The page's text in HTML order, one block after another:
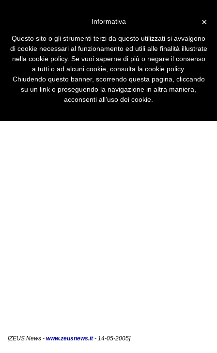
da Striscia
Cosa fa l'utente Telecom in mancanza di un
ufficio reclami. Il Ministro Stanca agli operai
IBM: chi se ne frega se vi licenziano. Invidia
per Macchianera. Minchia signor Faletti.
[ZEUS News - www.zeusnews.it- 14-05-2005]
×
Informativa
Questo sito o gli strumenti terzi da questo utilizzati si avvalgono
di cookie necessari al funzionamento ed utili alle finalità illustrate
nella cookie policy. Se vuoi saperne di più o negare il consenso
a tutti o ad alcuni cookie, consulta la cookie policy.
Chiudendo questo banner, scorrendo questa pagina, cliccando
su un link o proseguendo la navigazione in altra maniera,
acconsenti all’uso dei cookie.